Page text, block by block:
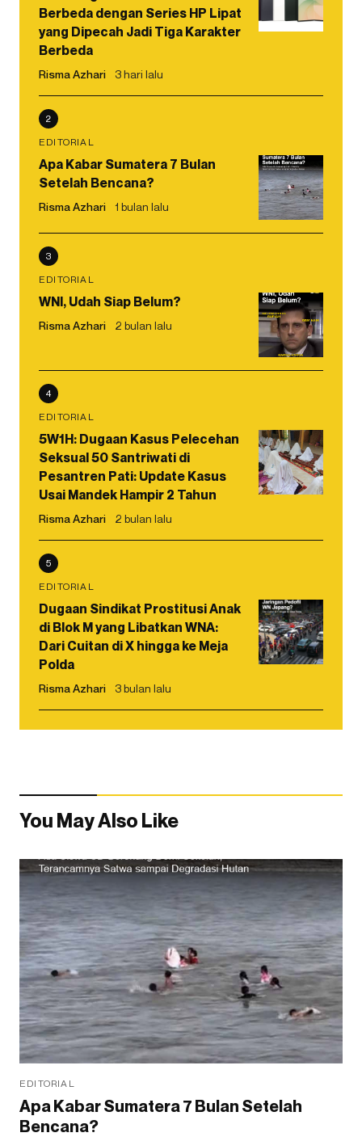
Berbeda dengan Series HP Lipat
yang Dipecah Jadi Tiga Karakter
Berbeda
Risma Azhari 3 hari lalu
2
EDITORIAL
Apa Kabar Sumatera 7 Bulan
Setelah Bencana?
Risma Azhari 1 bulan lalu
3
EDITORIAL
WNI, Udah Siap Belum?
Risma Azhari 2 bulan lalu
4
EDITORIAL
5W1H: Dugaan Kasus Pelecehan
Seksual 50 Santriwati di
Pesantren Pati: Update Kasus
Usai Mandek Hampir 2 Tahun
Risma Azhari 2 bulan lalu
5
EDITORIAL
Dugaan Sindikat Prostitusi Anak
di Blok M yang Libatkan WNA:
Dari Cuitan di X hingga ke Meja
Polda
Risma Azhari 3 bulan lalu
You May Also Like
EDITORIAL
Apa Kabar Sumatera 7 Bulan Setelah
Bencana?